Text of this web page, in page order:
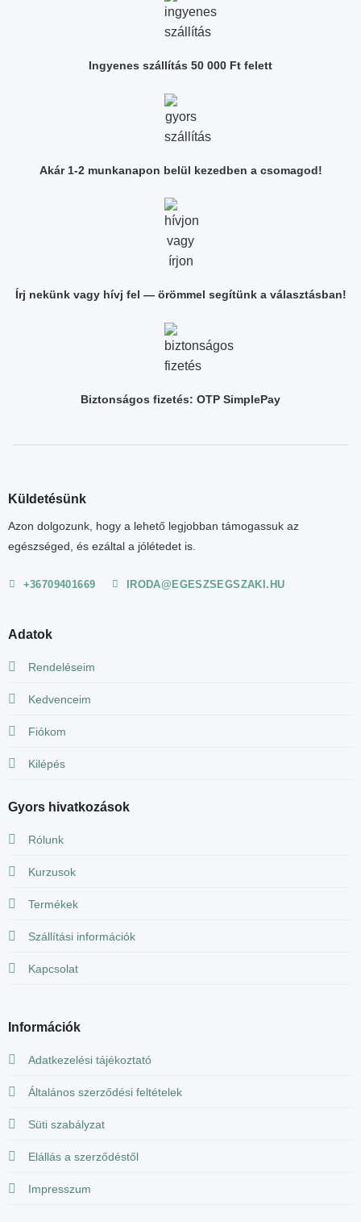
Ingyenes szállítás 50 000 Ft felett
Akár 1-2 munkanapon belül kezedben a csomagod!
Írj nekünk vagy hívj fel — örömmel segítünk a választásban!
Biztonságos fizetés: OTP SimplePay
Küldetésünk
Azon dolgozunk, hogy a lehető legjobban támogassuk az
egészséged, és ezáltal a jólétedet is.
+36709401669 IRODA@EGESZSEGSZAKI.HU
Adatok
Rendeléseim
Kedvenceim
Fiókom
Kilépés
Gyors hivatkozások
Rólunk
Kurzusok
Termékek
Szállítási információk
Kapcsolat
Információk
Adatkezelési tájékoztató
Általános szerződési feltételek
Süti szabályzat
Elállás a szerződéstől
Impresszum